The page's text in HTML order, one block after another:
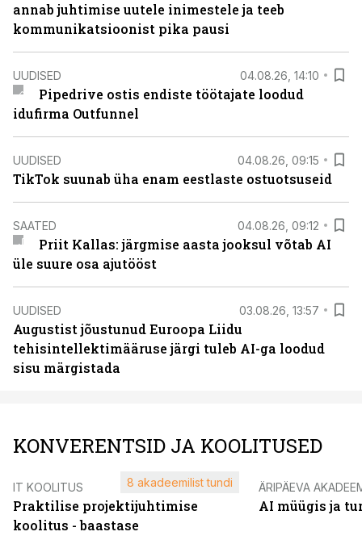
annab juhtimise uutele inimestele ja teeb
kommunikatsioonist pika pausi
UUDISED 04.08.26, 14:10
Pipedrive ostis endiste töötajate loodud
idufirma Outfunnel
UUDISED 04.08.26, 09:15
TikTok suunab üha enam eestlaste ostuotsuseid
SAATED 04.08.26, 09:12
Priit Kallas: järgmise aasta jooksul võtab AI
üle suure osa ajutööst
UUDISED 03.08.26, 13:57
Augustist jõustunud Euroopa Liidu
tehisintellektimääruse järgi tuleb AI-ga loodud
sisu märgistada
KONVERENTSID JA KOOLITUSED
IT KOOLITUS
Praktilise projektijuhtimise
koolitus - baastase
8 akadeemilist tundi ÄRIPÄEVA
AI müügis ja